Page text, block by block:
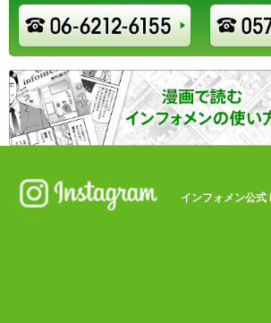
インフォメン公